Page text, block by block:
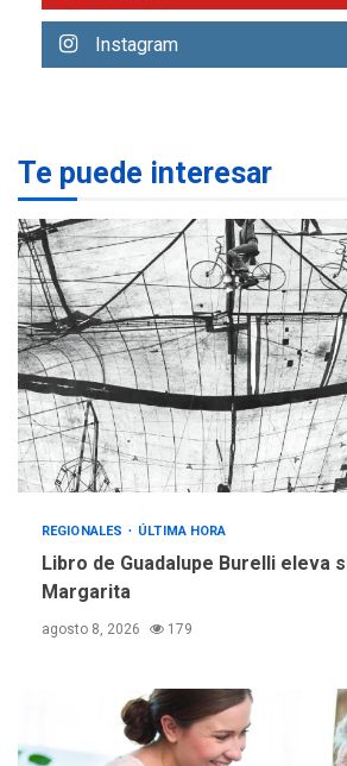
2
Margarita
para
adultos
3
REGIONALES
Mariño
operativa
vehicular de
adquiridas en
gestión
4
REGIONALES
«Juan
la altura de
trabajan en
creación y
estadísticas
Instagram
Te puede interesar
REGIONALES ÚLTIMA HORA
Libro de Guadalupe Burelli eleva
Margarita
agosto 8, 2026 179